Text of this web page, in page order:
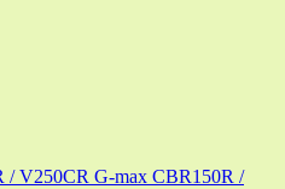
/ V250CR G-max CBR150R /